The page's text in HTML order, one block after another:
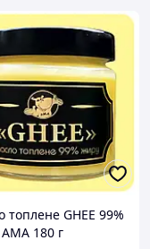
топлене GHEE 99%
180 г